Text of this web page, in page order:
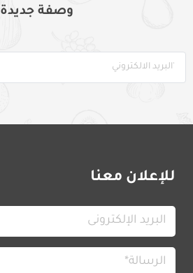
وصفة جديدة
للإعلان معنا